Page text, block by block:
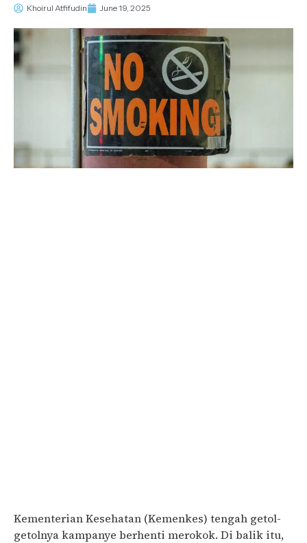
Khoirul Atfifudin June 19, 2025
Kementerian Kesehatan (Kemenkes) tengah getol-
getolnya kampanye berhenti merokok. Di balik itu,